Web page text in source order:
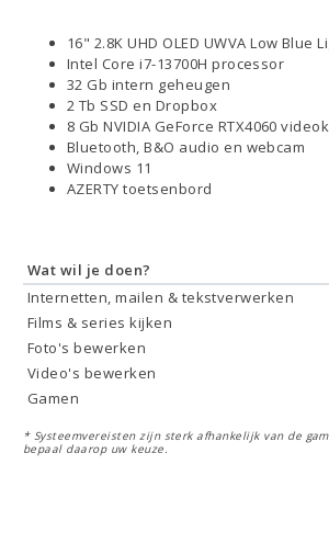
16" 2.8K UHD OLED UWVA Low
Intel Core i7-13700H processor
32 Gb intern geheugen
2 Tb SSD en Dropbox
8 Gb NVIDIA GeForce RTX4060
Bluetooth, B&O audio en webcam
Windows 11
AZERTY toetsenbord
Wat wil je doen?
Internetten, mailen & tekstverwerken
Films & series kijken
Foto's bewerken
Video's bewerken
Gamen
* Systeemvereisten zijn sterk afhankelijk van de
bepaal daarop uw keuze.